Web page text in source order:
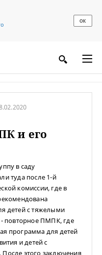
ОК
и его
в саду
туда после 1-й
комиссии, где в
детей с тяжелыми
повторное ПМПК, где
программа для детей
и детей с
этого заключения